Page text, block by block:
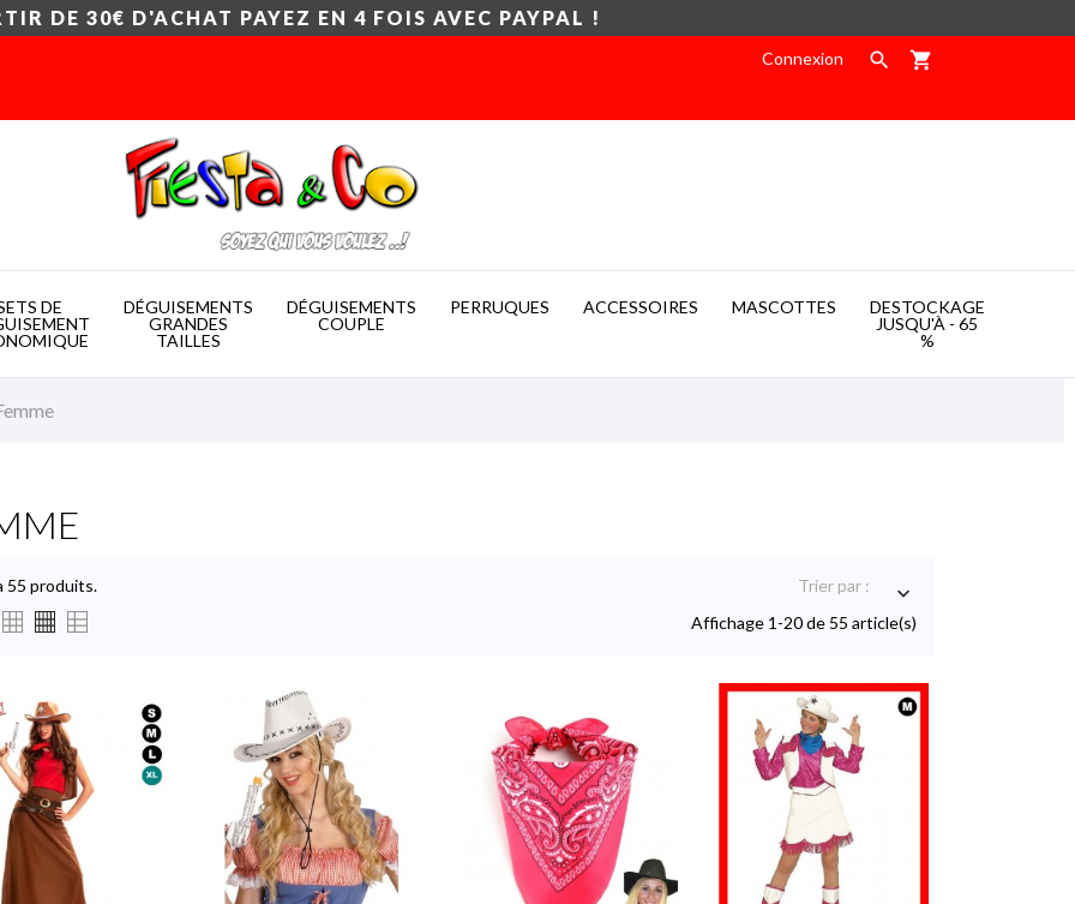
DE 30€ D'ACHAT PAYEZ EN 4 FOIS AVEC PAYPAL !
Connexion  shopping_cart
DE
DÉGUISEMENTS
GRANDES
TAILLES
DÉGUISEMENTS
COUPLE
PERRUQUES ACCESSOIRES MASCOTTES
DESTOCKAGE
JUSQU'À - 65
%

55 produits. Trier par : 
Affichage 1-20 de 55 article(s)